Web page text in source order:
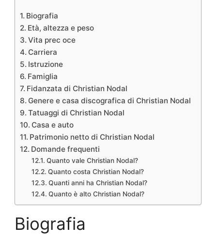
Biografia
Età, altezza e peso
Vita prec oce
Carriera
Istruzione
Famiglia
Fidanzata di Christian Nodal
Genere e casa discografica di Christian Nodal
Tatuaggi di Christian Nodal
Casa e auto
Patrimonio netto di Christian Nodal
Domande frequenti
Quanto vale Christian Nodal?
Quanto costa Christian Nodal?
Quanti anni ha Christian Nodal?
Quanto è alto Christian Nodal?
Biografia